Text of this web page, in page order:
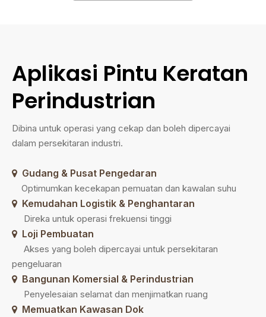
Aplikasi Pintu Keratan
Perindustrian
Dibina untuk operasi yang cekap dan boleh dipercayai
dalam persekitaran industri.
 Gudang & Pusat Pengedaran
Optimumkan kecekapan pemuatan dan kawalan suhu
 Kemudahan Logistik & Penghantaran
Direka untuk operasi frekuensi tinggi
 Loji Pembuatan
Akses yang boleh dipercayai untuk persekitaran
pengeluaran
 Bangunan Komersial & Perindustrian
Penyelesaian selamat dan menjimatkan ruang
 Memuatkan Kawasan Dok